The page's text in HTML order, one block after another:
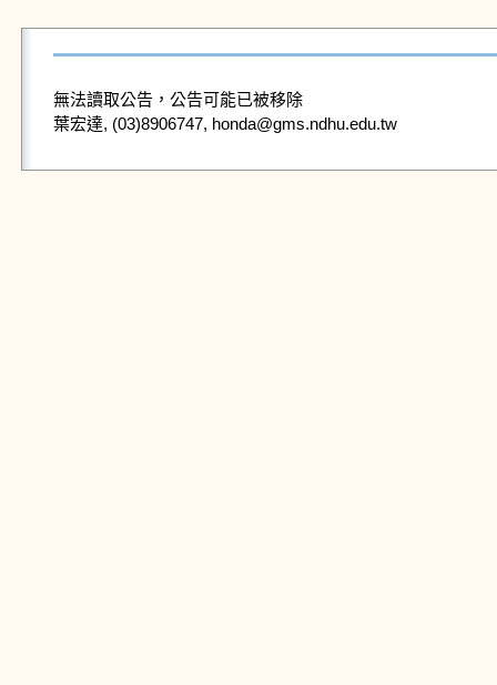
無法讀取公告，公告可能已被移除
葉宏達, (03)8906747, honda@gms.ndhu.edu.tw